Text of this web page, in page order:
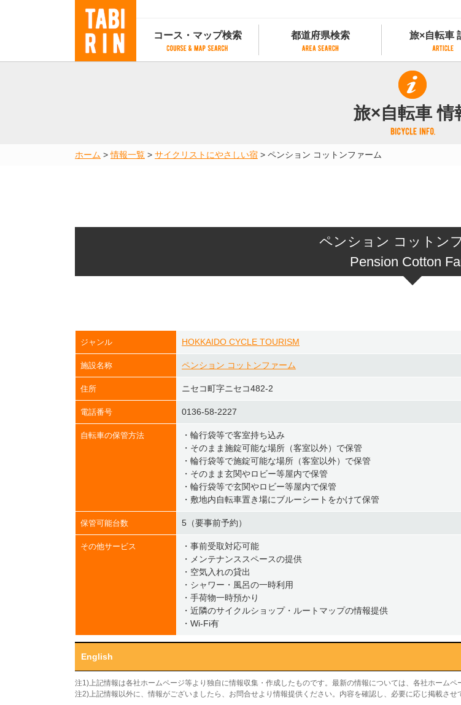
コース・マップ検索
地図から検索
都道府県検索
都道府県別サイクリング情報
都道府県アクセスランキング
旅×自転車
旅×自転車
記事一覧
カテゴリから探す
サイクリス
サイクルト
タンデム自転
旅×自転車 情
ホーム >情報一覧 > サイクリストにやさしい宿 > ペンション コットンファーム
ペンション コットン
Pension Cotton
ジャンル HOKKAIDO CYCLE TOURISM
施設名称 ペンション コットンファーム
住所 ニセコ町字ニセコ482-2
電話番号 0136-58-2227
自転車の保管方法
・輪行袋等で客室持ち込み
・そのまま施錠可能な場所（客室以外）で保管
・輪行袋等で施錠可能な場所（客室以外）で保管
・そのまま玄関やロビー等屋内で保管
・輪行袋等で玄関やロビー等屋内で保管
・敷地内自転車置き場にブルーシートをかけて保管
保管可能台数 5（要事前予約）
その他サービス
・事前受取対応可能
・メンテナンススペースの提供
・空気入れの貸出
・シャワー・風呂の一時利用
・手荷物一時預かり
・近隣のサイクルショップ・ルートマップの情報提供
・Wi-Fi有
English
注1)上記情報は各社ホームページ等より独自に情報収集・作成したものです。最新の情報については、各社ホームペ
注2)上記情報以外に、情報がございましたら、お問合せより情報提供ください。内容を確認し、必要に応じ掲載させ